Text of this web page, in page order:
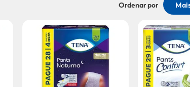
Ordenar por